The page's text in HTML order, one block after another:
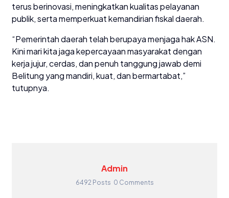
terus berinovasi, meningkatkan kualitas pelayanan
publik, serta memperkuat kemandirian fiskal daerah.
“Pemerintah daerah telah berupaya menjaga hak ASN.
Kini mari kita jaga kepercayaan masyarakat dengan
kerja jujur, cerdas, dan penuh tanggung jawab demi
Belitung yang mandiri, kuat, dan bermartabat,”
tutupnya.
Admin
6492 Posts 0 Comments